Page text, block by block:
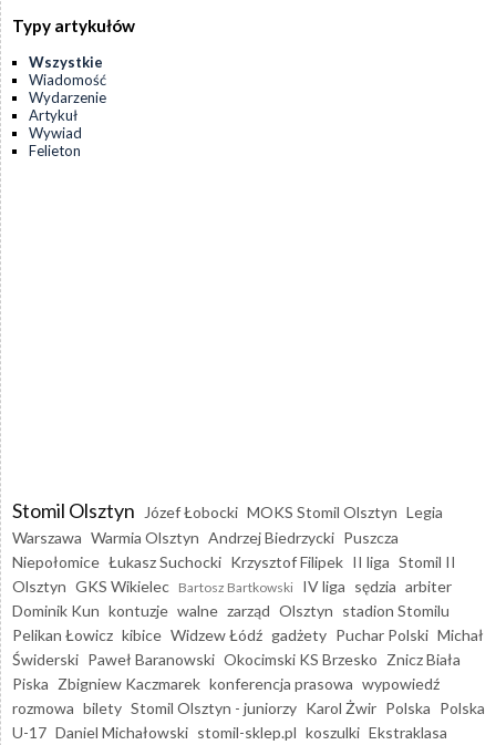
Typy artykułów
Wszystkie
Wiadomość
Wydarzenie
Artykuł
Wywiad
Felieton
Stomil Olsztyn Józef Łobocki MOKS Stomil Olsztyn Legia
Warszawa Warmia Olsztyn Andrzej Biedrzycki Puszcza
Niepołomice Łukasz Suchocki Krzysztof Filipek II liga Stomil II
Olsztyn GKS Wikielec Bartosz Bartkowski IV liga sędzia arbiter
Dominik Kun kontuzje walne zarząd Olsztyn stadion Stomilu
Pelikan Łowicz kibice Widzew Łódź gadżety Puchar Polski Michał
Świderski Paweł Baranowski Okocimski KS Brzesko Znicz Biała
Piska Zbigniew Kaczmarek konferencja prasowa wypowiedź
rozmowa bilety Stomil Olsztyn - juniorzy Karol Żwir Polska Polska
U-17 Daniel Michałowski stomil-sklep.pl koszulki Ekstraklasa